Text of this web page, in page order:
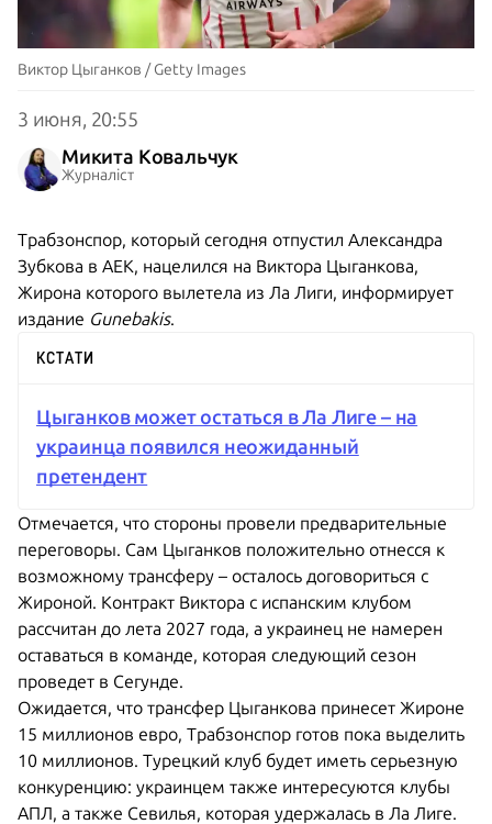
Виктор Цыганков / Getty Images
3 июня, 20:55
Микита Ковальчук
Журналіст
Трабзонспор, который сегодня отпустил Александра
Зубкова в АЕК, нацелился на Виктора Цыганкова,
Жирона которого вылетела из Ла Лиги, информирует
издание Gunebakis.
КСТАТИ
Цыганков может остаться в Ла Лиге – на
украинца появился неожиданный
претендент
Отмечается, что стороны провели предварительные
переговоры. Сам Цыганков положительно отнесся к
возможному трансферу – осталось договориться с
Жироной. Контракт Виктора с испанским клубом
рассчитан до лета 2027 года, а украинец не намерен
оставаться в команде, которая следующий сезон
проведет в Сегунде.
Ожидается, что трансфер Цыганкова принесет Жироне
15 миллионов евро, Трабзонспор готов пока выделить
10 миллионов. Турецкий клуб будет иметь серьезную
конкуренцию: украинцем также интересуются клубы
АПЛ, а также Севилья, которая удержалась в Ла Лиге.